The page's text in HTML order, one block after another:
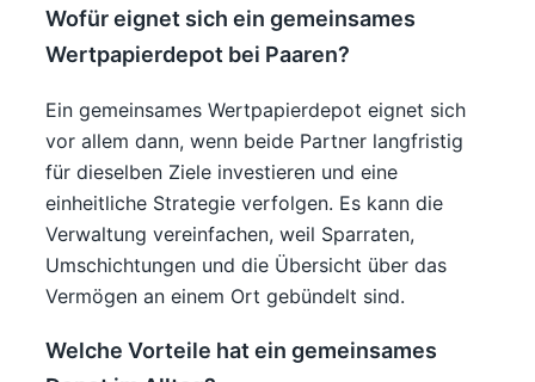
Wofür eignet sich ein gemeinsames
Wertpapierdepot bei Paaren?
Ein gemeinsames Wertpapierdepot eignet sich
vor allem dann, wenn beide Partner langfristig
für dieselben Ziele investieren und eine
einheitliche Strategie verfolgen. Es kann die
Verwaltung vereinfachen, weil Sparraten,
Umschichtungen und die Übersicht über das
Vermögen an einem Ort gebündelt sind.
Welche Vorteile hat ein gemeinsames